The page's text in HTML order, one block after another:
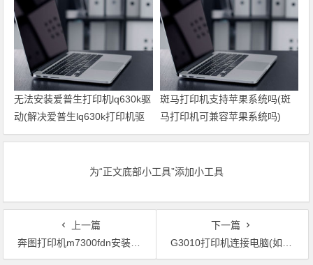
无法安装爱普生打印机lq630k驱
动(解决爱普生lq630k打印机驱
动安装问题)
斑马打印机支持苹果系统吗(斑
马打印机可兼容苹果系统吗)
为“正文底部小工具”添加小工具
上一篇
奔图打印机m7300fdn安装驱动(安装奔图打印机M7300fdn驱动教程)
下一篇
G3010打印机连接电脑(如何连接G3010打印机至电脑？)